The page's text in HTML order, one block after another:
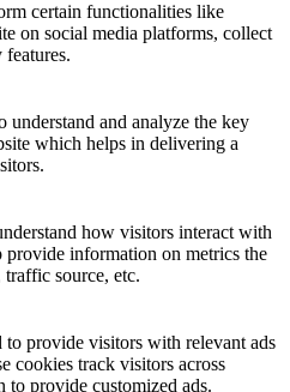
certain functionalities like
on social media platforms, collect
understand and analyze the key
which helps in delivering a
how visitors interact with
provide information on metrics the
source, etc.
to provide visitors with relevant ads
cookies track visitors across
to provide customized ads.